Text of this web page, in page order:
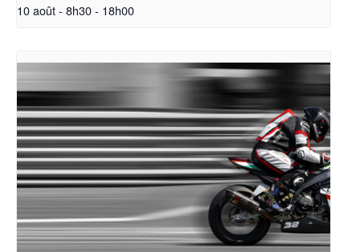
10 août - 8h30- 18h00